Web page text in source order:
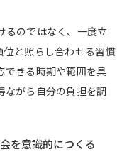
るのではなく、一度立
位と照らし合わせる習慣
できる時期や範囲を具
ながら自分の負担を調
を意識的につくる